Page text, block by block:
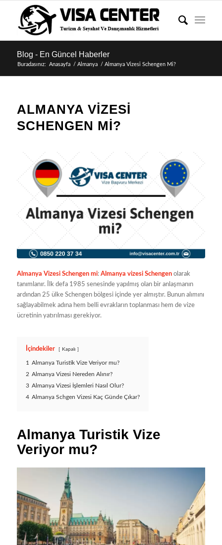
Blog - En Güncel Haberler
Buradasınız: Anasayfa / Almanya / Almanya Vizesi Schengen Mi?
ALMANYA VIZESI
SCHENGEN MI?
Almanya Vizesi Schengen mi: Almanya vizesi Schengenolarak
tanımlanır. İlk defa 1985 senesinde yapılmış olan bir anlaşmanın
ardından 25 ülke Schengen bölgesi içinde yer almıştır. Bunun alımını
sağlayabilmek adına hem belli evrakların toplanması hem de vize
ücretinin yatırılması gerekiyor.
İçindekiler Kapalı
1 Almanya Turistik Vize Veriyor mu?
2 Almanya Vizesi Nereden Alınır?
3 Almanya Vizesi İşlemleri Nasıl Olur?
4 Almanya Schgen Vizesi Kaç Günde Çıkar?
Almanya Turistik Vize
Veriyor mu?